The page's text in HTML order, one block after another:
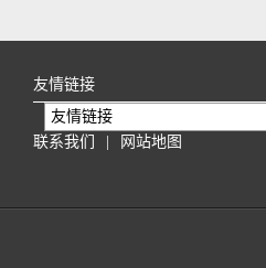
友情链接
友情链接
联系我们
网站地图